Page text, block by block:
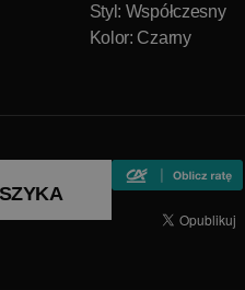
Styl: Współczesny
Kolor: Czarny